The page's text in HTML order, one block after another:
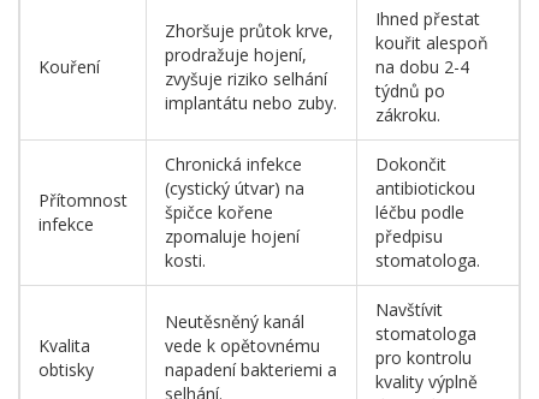
Kouření
Zhoršuje průtok krve,
prodražuje hojení,
zvyšuje riziko selhání
implantátu nebo zuby.
Ihned přestat
kouřit alespoň
na dobu 2-4
týdnů po
zákroku.
Přítomnost
infekce
Chronická infekce
(cystický útvar) na
špičce kořene
zpomaluje hojení
kosti.
Dokončit
antibiotickou
léčbu podle
předpisu
stomatologa.
Kvalita
obtisky
Neutěsněný kanál
vede k opětovnému
napadení bakteriemi a
selhání.
Navštívit
stomatologa
pro kontrolu
kvality výplně